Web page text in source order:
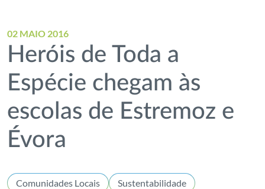
02 MAIO 2016
Heróis de Toda a
Espécie chegam às
escolas de Estremoz e
Évora
Comunidades Locais Sustentabilidade